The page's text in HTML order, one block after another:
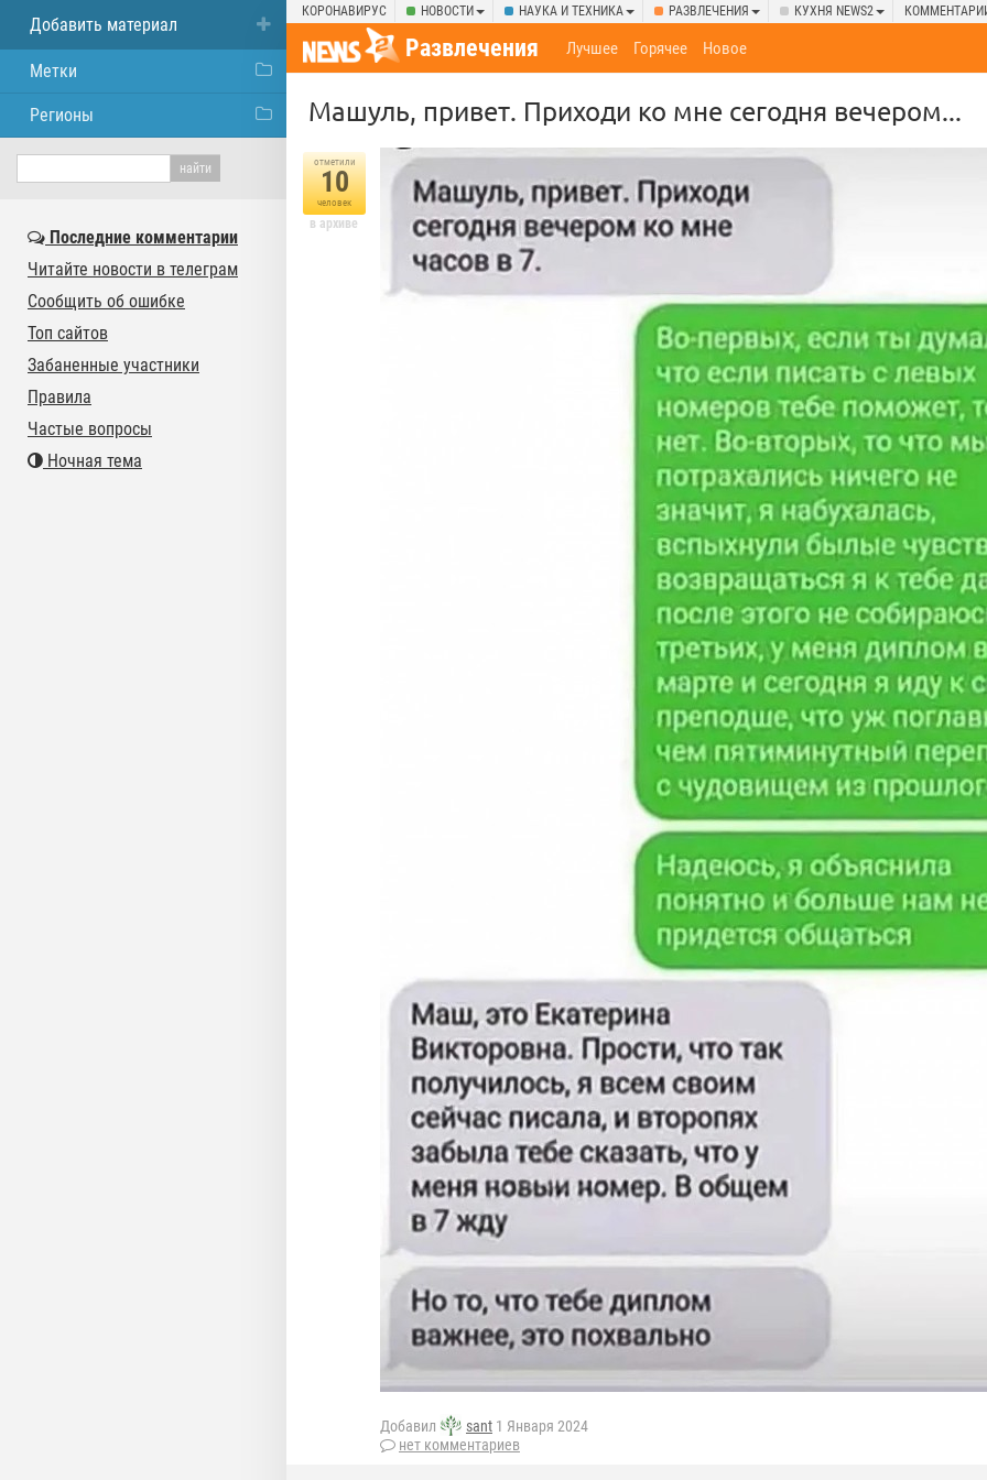
КОРОНАВИРУС НОВОСТИ НАУКА И ТЕХНИКА РАЗВЛЕЧЕНИЯ КУХНЯ NEWS2
Развлечения Лучшее Горячее Новое
Машуль, привет. Приходи ко мне сегодня вечером...
отметили
10
человек
в архиве
Добавил sant 1 Января 2024
нет комментариев
Добавить материал
Метки
Регионы
Последние комментарии
Читайте новости в телеграм
Сообщить об ошибке
Топ сайтов
Забаненные участники
Правила
Частые вопросы
Ночная тема